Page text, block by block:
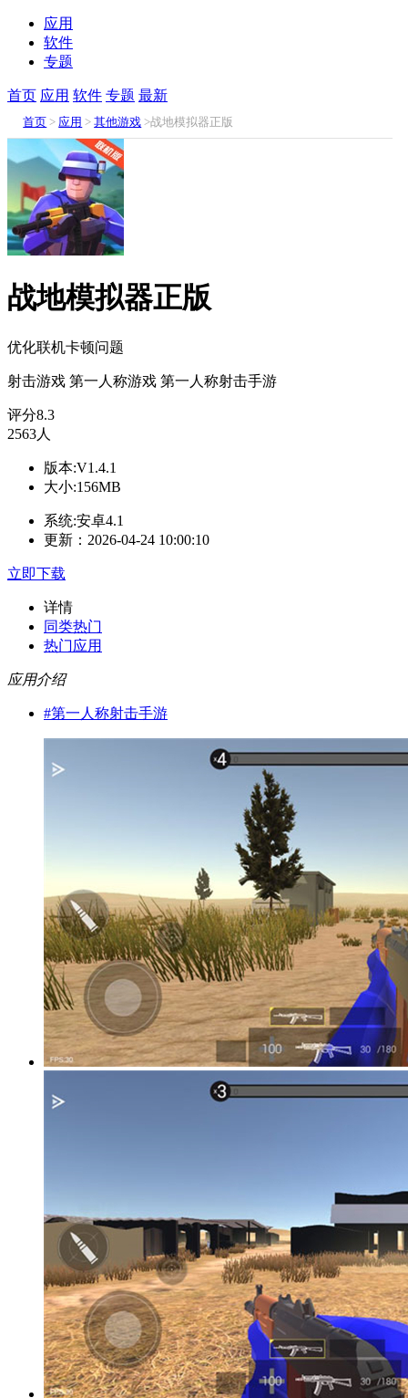
应用
软件
专题
首页 应用 软件 专题 最新
首页 > 应用 >其他游戏 >战地模拟器正版
战地模拟器正版
优化联机卡顿问题
射击游戏 第一人称游戏 第一人称射击手游
评分8.3
2563人
版本:V1.4.1
大小:156MB
系统:安卓4.1
更新：2026-04-24 10:00:10
立即下载
详情
同类热门
热门应用
应用介绍
#第一人称射击手游